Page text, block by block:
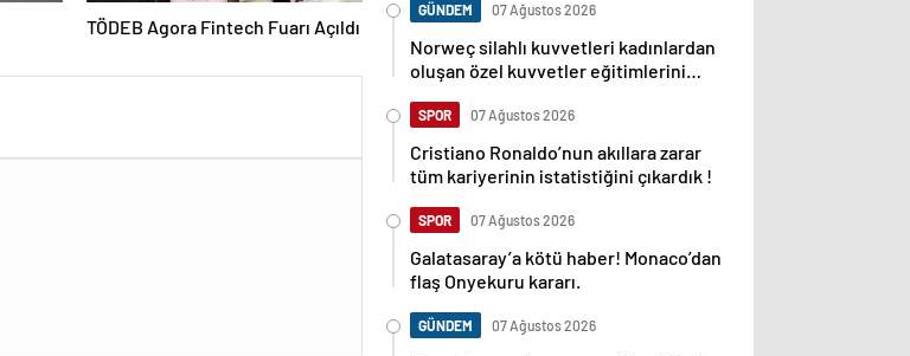
TÖDEB Agora Fintech Fuarı Açıldı
GÜNDEM 07 Ağustos 2026
Norweç silahlı kuvvetleri kadınlardan
oluşan özel kuvvetler eğitimlerini
SPOR 07 Ağustos 2026
Cristiano Ronaldo’nun akıllara zarar
tüm kariyerinin istatistiğini çıkardık !
SPOR 07 Ağustos 2026
Galatasaray’a kötü haber! Monaco’dan
flaş Onyekuru kararı.
GÜNDEM 07 Ağustos 2026